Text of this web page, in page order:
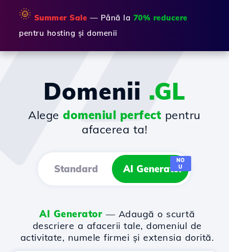
🌞 Summer Sale — Până la 70% reducere
pentru hosting și domenii
Domenii .GL
Alegedomeniul perfect pentru
afacerea ta!
Standard AI Generator
NO
U
AI Generator — Adaugă o scurtă
descriere a afacerii tale, domeniul de
activitate, numele firmei și extensia dorită.